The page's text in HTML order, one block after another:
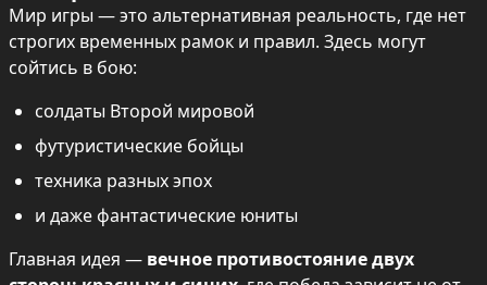
Мир игры — это альтернативная реальность, где нет
строгих временных рамок и правил. Здесь могут
сойтись в бою:
солдаты Второй мировой
футуристические бойцы
техника разных эпох
и даже фантастические юниты
Главная идея — вечное противостояние двух